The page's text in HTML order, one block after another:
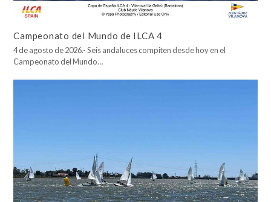
Campeonato del Mundo de ILCA 4
4 de agosto de 2026.- Seis andaluces compiten desde hoy en el
Campeonato del Mundo…